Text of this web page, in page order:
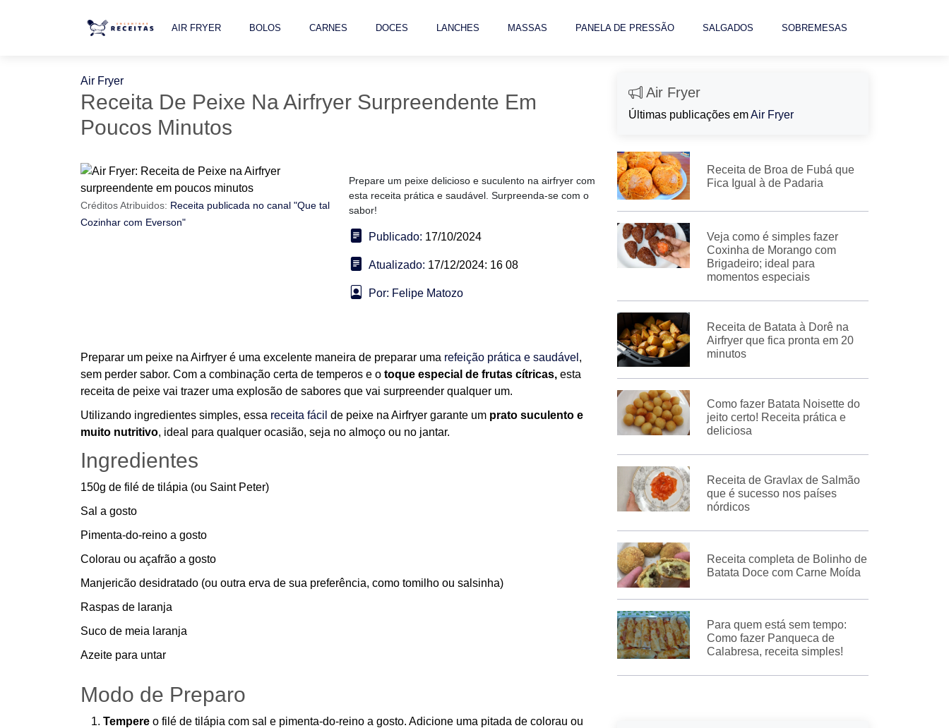
AIR FRYER BOLOS CARNES DOCES LANCHES MASSAS PANELA DE PRESSÃO SALGADOS SOBREMESAS
Air Fryer
Receita De Peixe Na Airfryer Surpreendente Em
Poucos Minutos
Créditos Atribuidos: Receita publicada no canal "Que tal
Cozinhar com Everson"
Prepare um peixe delicioso e suculento na airfryer com
esta receita prática e saudável. Surpreenda-se com o
sabor!
Publicado: 17/10/2024
Atualizado: 17/12/2024: 16 08
Por: Felipe Matozo
Preparar um peixe na Airfryer é uma excelente maneira de preparar uma refeição prática e saudável ,
sem perder sabor. Com a combinação certa de temperos e o toque especial de frutas cítricas, esta
receita de peixe vai trazer uma explosão de sabores que vai surpreender qualquer um.
Utilizando ingredientes simples, essa receita fácil de peixe na Airfryer garante um prato suculento e
muito nutritivo, ideal para qualquer ocasião, seja no almoço ou no jantar.
Ingredientes
150g de filé de tilápia (ou Saint Peter)
Sal a gosto
Pimenta-do-reino a gosto
Colorau ou açafrão a gosto
Manjericão desidratado (ou outra erva de sua preferência, como tomilho ou salsinha)
Raspas de laranja
Suco de meia laranja
Azeite para untar
Modo de Preparo
Tempere o filé de tilápia com sal e pimenta-do-reino a gosto. Adicione uma pitada de colorau ou
Air Fryer
Últimas publicações emAir Fryer
Receita de Broa de Fubá que
Fica Igual à de Padaria
Veja como é simples fazer
Coxinha de Morango com
Brigadeiro; ideal para
momentos especiais
Receita de Batata à Dorê na
Airfryer que fica pronta em 20
minutos
Como fazer Batata Noisette do
jeito certo! Receita prática e
deliciosa
Receita de Gravlax de Salmão
que é sucesso nos países
nórdicos
Receita completa de Bolinho de
Batata Doce com Carne Moída
Para quem está sem tempo:
Como fazer Panqueca de
Calabresa, receita simples!